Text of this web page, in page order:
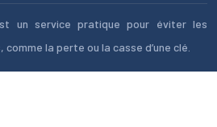
un service pratique pour éviter les
la perte ou la casse d’une clé.